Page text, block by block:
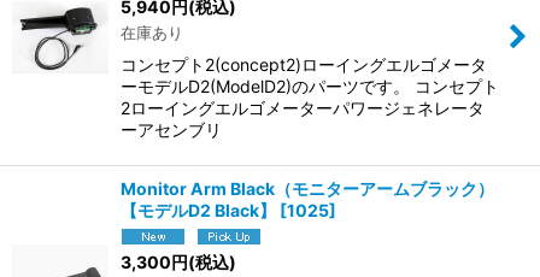
5,940 円(税込)
在庫あり
コンセプト2(concept2)ローイングエルゴメータ
ーモデルD2(ModelD2)のパーツです。 コンセプト
2ローイングエルゴメーターパワージェネレータ
ーアセンブリ
Monitor Arm Black（モニターアームブラック）
【モデルD2 Black】
[1025]
3,300円(税込)